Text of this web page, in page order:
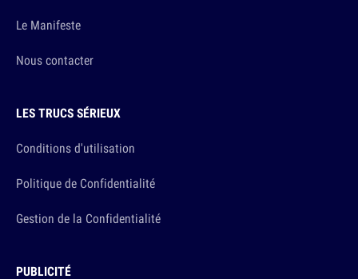
Le Manifeste
Nous contacter
LES TRUCS SÉRIEUX
Conditions d'utilisation
Politique de Confidentialité
Gestion de la Confidentialité
PUBLICITÉ